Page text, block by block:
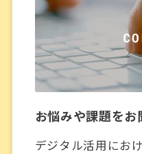
お悩みや課題を
デジタル活用にお